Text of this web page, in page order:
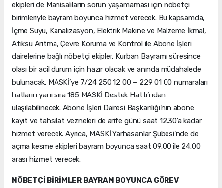
ekipleri de Manisalıların sorun yaşamaması için nöbetçi
birimleriyle bayram boyunca hizmet verecek. Bu kapsamda,
İçme Suyu, Kanalizasyon, Elektrik Makine ve Malzeme İkmal,
Atıksu Arıtma, Çevre Koruma ve Kontrol ile Abone İşleri
dairelerine bağlı nöbetçi ekipler, Kurban Bayramı süresince
olası bir acil durum için hazır olacak ve anında müdahalede
bulunacak. MASKİ’ye 7/24 250 12 00 – 229 01 00 numaraları
hatların yanı sıra 185 MASKİ Destek Hattı’ndan
ulaşılabilinecek. Abone İşleri Dairesi Başkanlığı’nın abone
kayıt ve tahsilat vezneleri de arife günü saat 12.30’a kadar
hizmet verecek. Ayrıca, MASKİ Yarhasanlar Şubesi’nde de
açma kesme ekipleri bayram boyunca saat 09.00 ile 24.00
arası hizmet verecek.
NÖBETÇİ BİRİMLER BAYRAM BOYUNCA GÖREV